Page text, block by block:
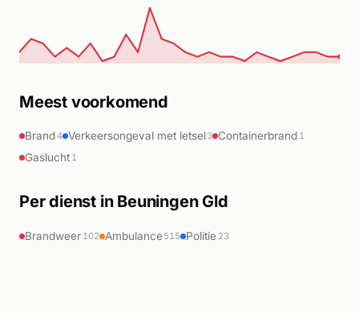
Meest voorkomend
Brand4 Verkeersongeval met letsel3 Containerbrand 1
Gaslucht 1
Per dienst in Beuningen Gld
Brandweer 102 Ambulance515 Politie 23